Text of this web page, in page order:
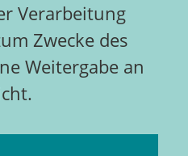
Verarbeitung
Zwecke des
Weitergabe an